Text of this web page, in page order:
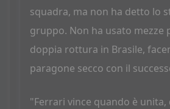
squadra, ma non ha detto lo
gruppo. Non ha usato mezze
doppia rottura in Brasile,
paragone secco con il
"Ferrari vince quando è